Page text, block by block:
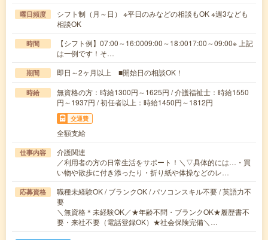
曜日頻度
シフト制（月～日） ※平日のみなどの相談もOK ※週3なども
相談OK
時間
【シフト例】07:00～16:0009:00～18:0017:00～09:00※ 上記
は一例です！そ…
期間 即日～2ヶ月以上 ■開始日の相談OK！
時給
無資格の方：時給1300円～1625円 / 介護福祉士：時給1550
円～1937円 / 初任者以上：時給1450円～1812円
交通費
全額支給
仕事内容
介護関連
／利用者の方の日常生活をサポート！＼▽具体的には…・買
い物や散歩に付き添ったり・折り紙や体操などのレ…
応募資格
職種未経験OK / ブランクOK / パソコンスキル不要 / 英語力不
要
＼無資格＊未経験OK／★年齢不問・ブランクOK★履歴書不
要・来社不要（電話登録OK）★社会保険完備＼…